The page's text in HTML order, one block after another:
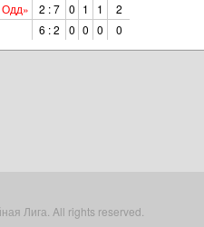
Одд» 2 : 7 0 1 1
2
6 : 2 0 0 0 0
Лига. All rights reserved.